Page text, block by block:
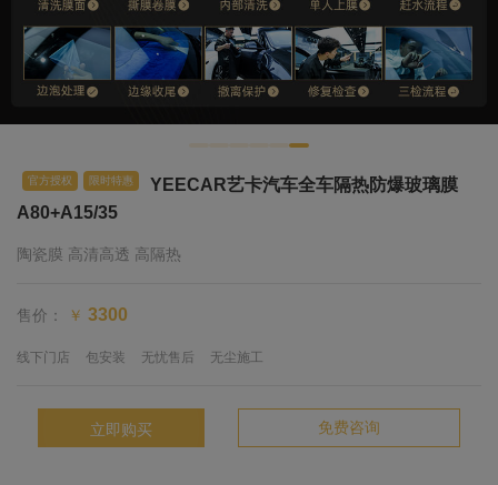
官方授权 限时特惠
YEECAR艺卡汽车全车隔热防爆玻璃膜
A80+A15/35
陶瓷膜 高清高透 高隔热
售价： ￥ 3300
线下门店 包安装 无忧售后 无尘施工
立即购买 免费咨询